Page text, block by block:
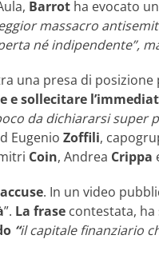
Barrot ha evocato
massacro
né indipendente”,
una presa di posizione
e sollecitare
da dichiararsi super
Eugenio Zoffili,
Coin, Andrea Crippa
. In un video
”. La frase contestata, ha
“il capitale finanziario